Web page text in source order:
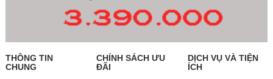
THÔNG TIN
CHUNG
CHÍNH SÁCH ƯU
ĐÃI
DỊCH VỤ VÀ TIỆN
ÍCH